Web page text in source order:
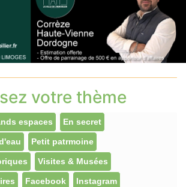
votre thème
espaces En secret
Petit patrmoine
Visites & Musées
Facebook Instagram